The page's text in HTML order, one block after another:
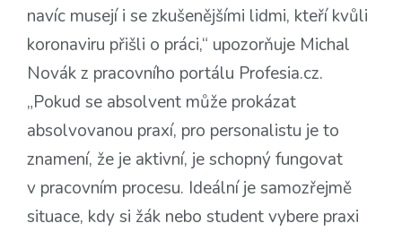
navíc musejí i se zkušenějšími lidmi, kteří kvůli
koronaviru přišli o práci,“ upozorňuje Michal
Novák z pracovního portálu Profesia.cz.
„Pokud se absolvent může prokázat
absolvovanou praxí, pro personalistu je to
znamení, že je aktivní, je schopný fungovat
v pracovním procesu. Ideální je samozřejmě
situace, kdy si žák nebo student vybere praxi